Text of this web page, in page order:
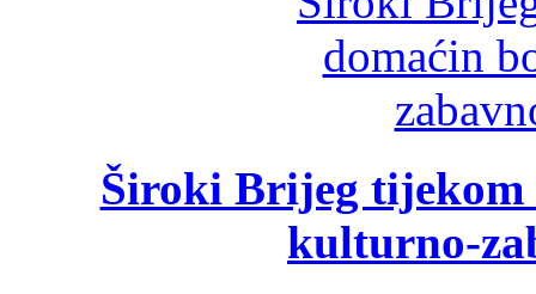
Široki Brijeg tijekom
kulturno-